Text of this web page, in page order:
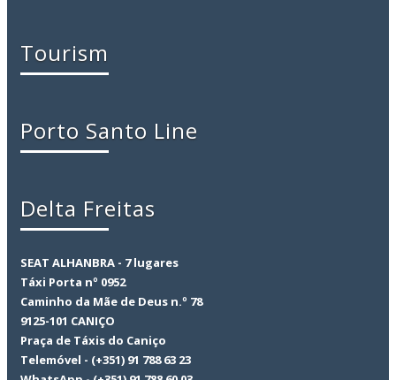
Tourism
Porto Santo Line
Delta Freitas
SEAT ALHANBRA - 7 lugares
Táxi Porta nº 0952
Caminho da Mãe de Deus n.º 78
9125-101 CANIÇO
Praça de Táxis do Caniço
Telemóvel - (+351) 91 788 63 23